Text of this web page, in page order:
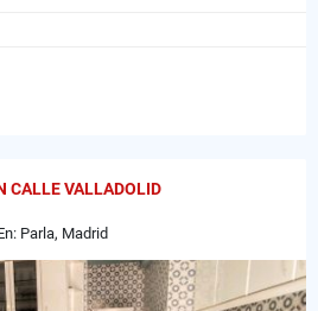
CALLE VALLADOLID
Parla, Madrid